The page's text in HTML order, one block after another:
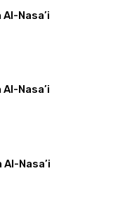
Nasa’i
Nasa’i
Nasa’i